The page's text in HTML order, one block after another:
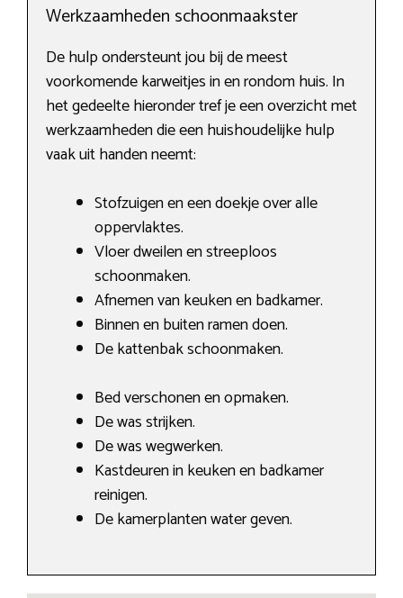
Werkzaamheden schoonmaakster
De hulp ondersteunt jou bij de meest
voorkomende karweitjes in en rondom huis. In
het gedeelte hieronder tref je een overzicht met
werkzaamheden die een huishoudelijke hulp
vaak uit handen neemt:
Stofzuigen en een doekje over alle
oppervlaktes.
Vloer dweilen en streeploos
schoonmaken.
Afnemen van keuken en badkamer.
Binnen en buiten ramen doen.
De kattenbak schoonmaken.
Bed verschonen en opmaken.
De was strijken.
De was wegwerken.
Kastdeuren in keuken en badkamer
reinigen.
De kamerplanten water geven.